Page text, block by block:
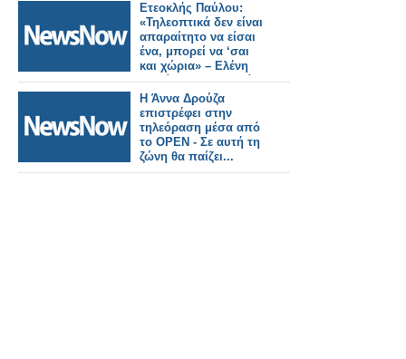
Ετεοκλής Παύλου:
«Τηλεοπτικά δεν είναι
απαραίτητο να είσαι
ένα, μπορεί να ‘σαι
και χώρια» – Ελένη
Χατζίδου: «Έτσι, κάθε
μέρα να το λέμε μπας
και..»
Η Άννα Δρούζα
επιστρέφει στην
τηλεόραση μέσα από
το OPEN - Σε αυτή τη
ζώνη θα παίζει...